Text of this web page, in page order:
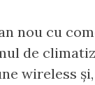
nou cu
de
wireless